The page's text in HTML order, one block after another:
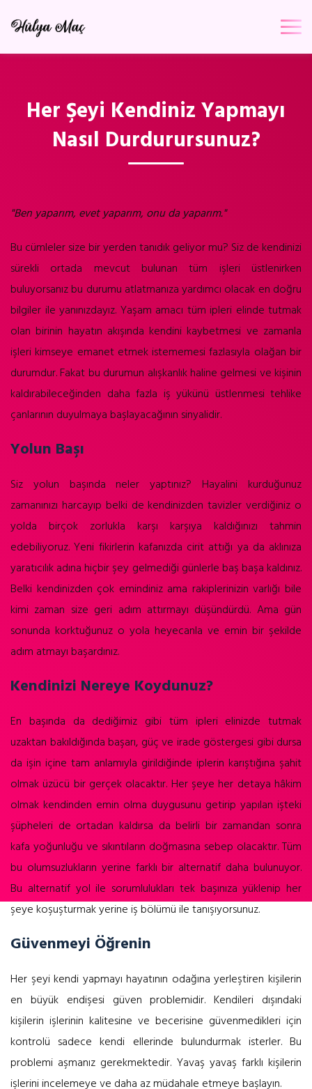
Her Şeyi Kendiniz Yapmayı
Nasıl Durdurursunuz?
"Ben yaparım, evet yaparım, onu da yaparım."
Bu cümleler size bir yerden tanıdık geliyor mu? Siz de kendinizi
sürekli ortada mevcut bulunan tüm işleri üstlenirken
buluyorsanız bu durumu atlatmanıza yardımcı olacak en doğru
bilgiler ile yanınızdayız. Yaşam amacı tüm ipleri elinde tutmak
olan birinin hayatın akışında kendini kaybetmesi ve zamanla
işleri kimseye emanet etmek istememesi fazlasıyla olağan bir
durumdur. Fakat bu durumun alışkanlık haline gelmesi ve kişinin
kaldırabileceğinden daha fazla iş yükünü üstlenmesi tehlike
çanlarının duyulmaya başlayacağının sinyalidir.
Yolun Başı
Siz yolun başında neler yaptınız? Hayalini kurduğunuz
zamanınızı harcayıp belki de kendinizden tavizler verdiğiniz o
yolda birçok zorlukla karşı karşıya kaldığınızı tahmin
edebiliyoruz.Yeni fikirlerin kafanızda cirit attığı ya da aklınıza
yaratıcılık adına hiçbir şey gelmediği günlerle baş başa kaldınız.
Belki kendinizden çok emindiniz ama rakiplerinizin varlığı bile
kimi zaman size geri adım attırmayı düşündürdü. Ama gün
sonunda korktuğunuz o yola heyecanla ve emin bir şekilde
adım atmayı başardınız.
Kendinizi Nereye Koydunuz?
En başında da dediğimiz gibi tüm ipleri elinizde tutmak
uzaktan bakıldığında başarı, güç ve irade göstergesi gibi dursa
da işin içine tam anlamıyla girildiğinde iplerin karıştığına şahit
olmak üzücü bir gerçek olacaktır. Her şeye her detaya hâkim
olmak kendinden emin olma duygusunu getirip yapılan işteki
şüpheleri de ortadan kaldırsa da belirli bir zamandan sonra
kafa yoğunluğu ve sıkıntıların doğmasına sebep olacaktır. Tüm
bu olumsuzlukların yerine farklı bir alternatif daha bulunuyor.
Bu alternatif yol ile sorumlulukları tek başınıza yüklenip her
şeye koşuşturmak yerine iş bölümü ile tanışıyorsunuz.
Güvenmeyi Öğrenin
Her şeyi kendi yapmayı hayatının odağına yerleştiren kişilerin
en büyük endişesi güven problemidir. Kendileri dışındaki
kişilerin işlerinin kalitesine ve becerisine güvenmedikleri için
kontrolü sadece kendi ellerinde bulundurmak isterler. Bu
problemi aşmanız gerekmektedir. Yavaş yavaş farklı kişilerin
işlerini incelemeye ve daha az müdahale etmeye başlayın.